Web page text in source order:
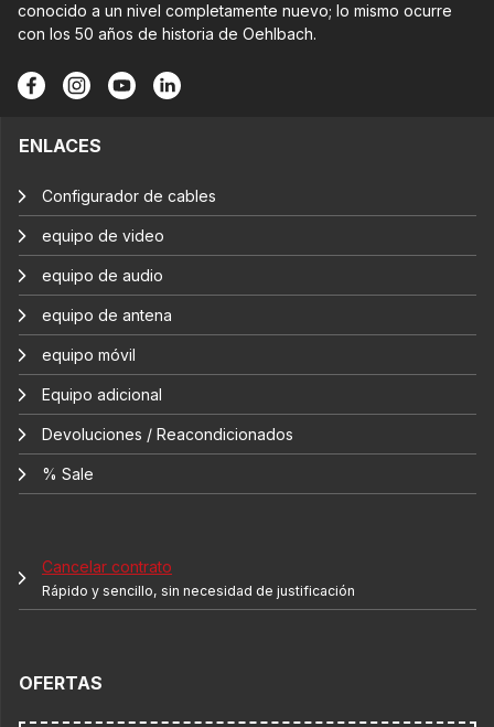
conocido a un nivel completamente nuevo; lo mismo ocurre
con los 50 años de historia de Oehlbach.
ENLACES
Configurador de cables
equipo de video
equipo de audio
equipo de antena
equipo móvil
Equipo adicional
Devoluciones / Reacondicionados
% Sale
Cancelar contrato
Rápido y sencillo, sin necesidad de justificación
OFERTAS